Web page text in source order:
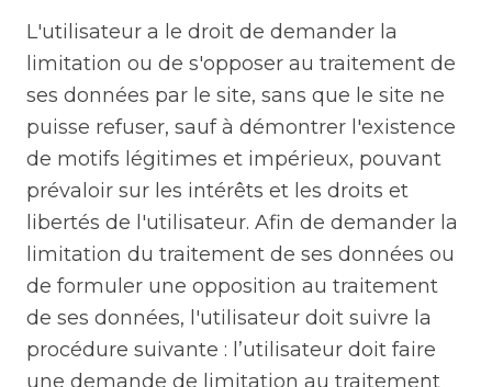
L'utilisateur a le droit de demander la
limitation ou de s'opposer au traitement de
ses données par le site, sans que le site ne
puisse refuser, sauf à démontrer l'existence
de motifs légitimes et impérieux, pouvant
prévaloir sur les intérêts et les droits et
libertés de l'utilisateur. Afin de demander la
limitation du traitement de ses données ou
de formuler une opposition au traitement
de ses données, l'utilisateur doit suivre la
procédure suivante : l’utilisateur doit faire
une demande de limitation au traitement